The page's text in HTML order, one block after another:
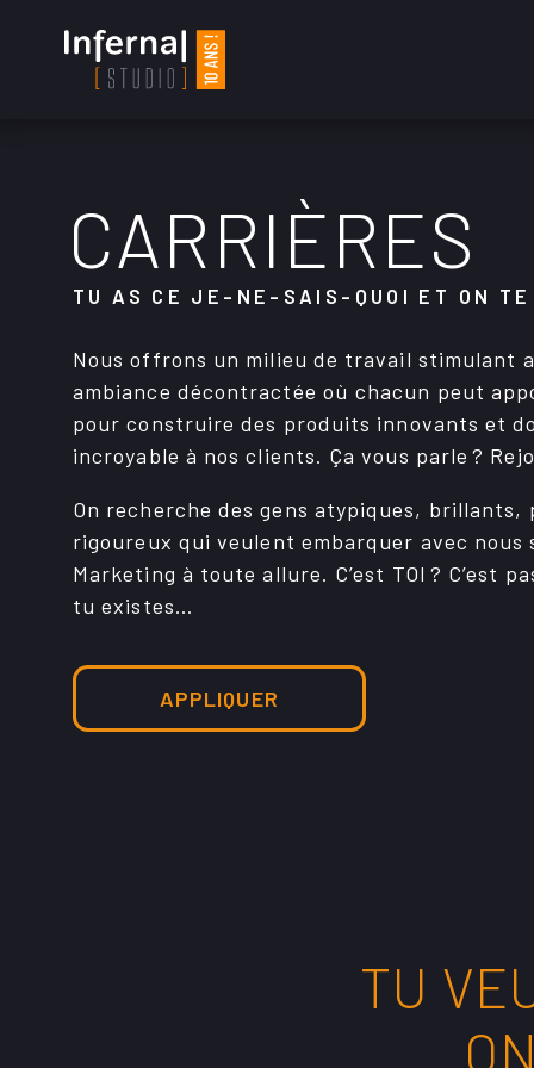
CARRIÈRES
TU AS CE JE-NE-SAIS-QUOI ET ON TE
Nous offrons un milieu de travail stimu­lant
ambiance décon­trac­tée où chacun peut
pour construire des produits inno­vants et
incroyable à nos clients. Ça vous parle ?
On recherche des gens atypiques, brillants,
rigou­­reux qui veulent embarquer avec nous
Marke­ting à toute allure. C’est TOI ? C’est
tu exis­­tes…
APPLIQUER
TU